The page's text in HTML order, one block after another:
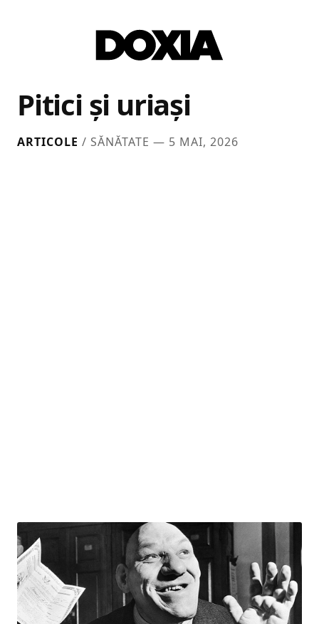
Pitici și uriași
ARTICOLE / SĂNĂTATE — 5 MAI, 2026